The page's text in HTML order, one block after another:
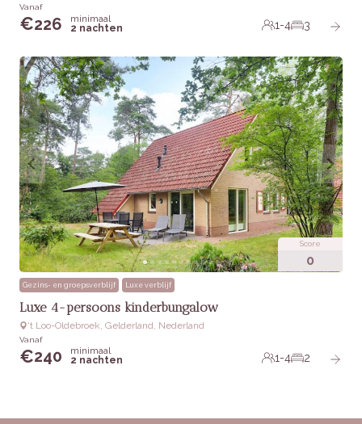
Vanaf
€226
minimaal
2 nachten
1-4 3
Score
0
Gezins- en groepsverblijf Luxe verblijf
Luxe 4-persoons kinderbungalow
‘t Loo-Oldebroek, Gelderland, Nederland
Vanaf
€240
minimaal
2 nachten
1-4 2